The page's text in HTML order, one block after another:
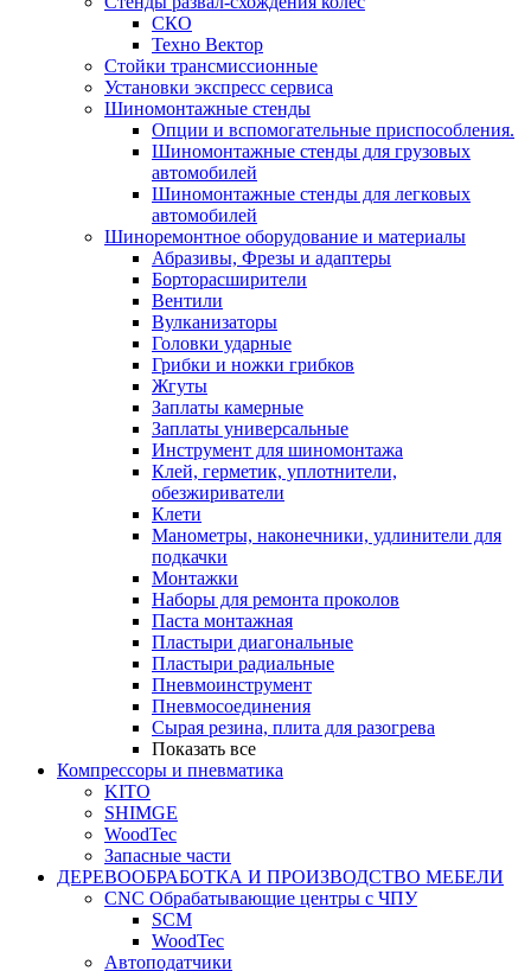
СКО
Техно Вектор
Стойки трансмиссионные
Установки экспресс сервиса
Шиномонтажные стенды
Опции и вспомогательные приспособления.
Шиномонтажные стенды для грузовых
автомобилей
Шиномонтажные стенды для легковых
автомобилей
Шиноремонтное оборудование и материалы
Абразивы, Фрезы и адаптеры
Борторасширители
Вентили
Вулканизаторы
Головки ударные
Грибки и ножки грибков
Жгуты
Заплаты камерные
Заплаты универсальные
Инструмент для шиномонтажа
Клей, герметик, уплотнители,
обезжириватели
Клети
Манометры, наконечники, удлинители для
подкачки
Монтажки
Наборы для ремонта проколов
Паста монтажная
Пластыри диагональные
Пластыри радиальные
Пневмоинструмент
Пневмосоединения
Сырая резина, плита для разогрева
Показать все
Компрессоры и пневматика
KITO
SHIMGE
WoodTec
Запасные части
ДЕРЕВООБРАБОТКА И ПРОИЗВОДСТВО МЕБЕЛИ
CNC Обрабатывающие центры с ЧПУ
SCM
WoodTec
Автоподатчики